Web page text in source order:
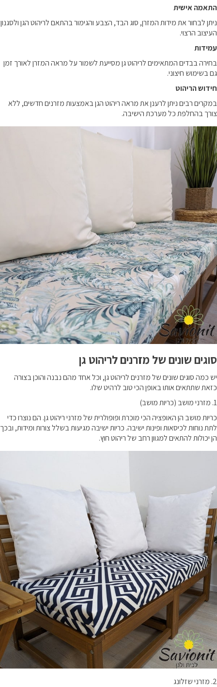
התאמה אישית
ניתן לבחור את מידות המזרן, סוג הבד, הצבע והגימור בהתאם לריהוט הגן ולסגנון
העיצוב הרצוי.
עמידות
בחירה בבדים המתאימים לריהוט גן מסייעת לשמור על מראה המזרן לאורך זמן
גם בשימוש חיצוני.
חידוש הריהוט
במקרים רבים ניתן לרענן את מראה ריהוט הגן באמצעות מזרנים חדשים, ללא
צורך בהחלפת כל מערכת הישיבה.
סוגים שונים של מזרנים לריהוט גן
יש כמה סוגים שונים של מזרנים לריהוט גן, וכל אחד מהם נבנה והוכן בצורה
כזאת שתתאים אותו באופן הכי טוב לרהיט שלו.
1. מזרני מושב (כריות מושב)
כריות מושב הן האופציה הכי מוכרת ופופולרית של מזרני ריהוט גן. הם נוצרו כדי
לתת נוחות לכיסאות ופינות ישיבה. כריות ישיבה מגיעות בשלל צורות ומידות, ובכך
הן יכולות להתאים למגוון רחב של ריהוט חוץ.
2. מזרני שזלונג